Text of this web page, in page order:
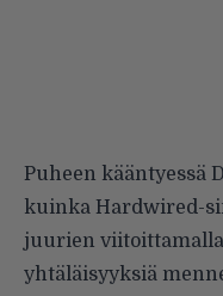
Puheen kääntyessä
kuinka Hardwired-
juurien
yhtäläisyyksiä